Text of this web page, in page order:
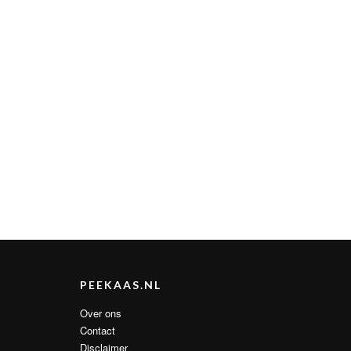
PEEKAAS.NL
Over ons
Contact
Disclaimer